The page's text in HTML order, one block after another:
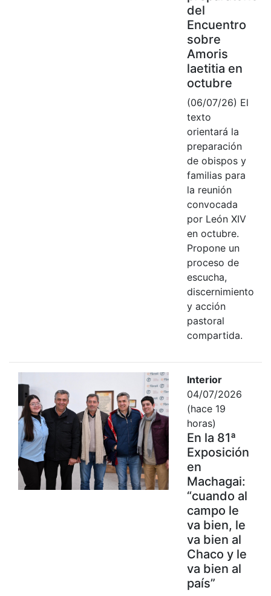
del
Encuentro
sobre
Amoris
laetitia en
octubre
(06/07/26) El
texto
orientará la
preparación
de obispos y
familias para
la reunión
convocada
por León XIV
en octubre.
Propone un
proceso de
escucha,
discernimiento
y acción
pastoral
compartida.
Interior
04/07/2026
(hace 19
horas)
En la 81ª
Exposición
en
Machagai:
“cuando al
campo le
va bien, le
va bien al
Chaco y le
va bien al
país”